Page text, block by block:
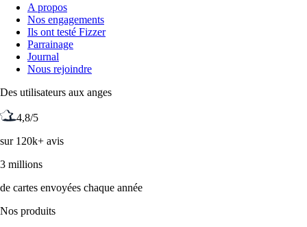
A propos
Nos engagements
Ils ont testé Fizzer
Parrainage
Journal
Nous rejoindre
Des utilisateurs aux anges
4,8/5
sur 120k+ avis
3 millions
de cartes envoyées chaque année
Nos produits